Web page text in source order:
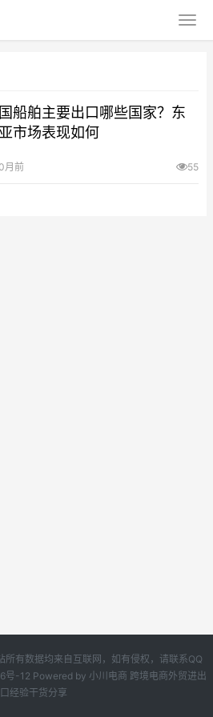
船舶主要出口哪些国家？东
市场表现如何
月前 55
有数据均来自互联网，如有侵权，请联系QQ
号-12 Powered by 小川电商 跨境电商外贸进出
口经验干货分享